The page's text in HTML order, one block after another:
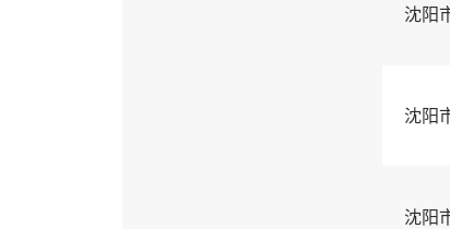
沈阳
沈阳
沈阳